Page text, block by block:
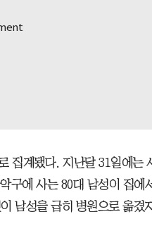
집계됐다. 지난달 31일에는
구에 사는 80대 남성이 집에
남성을 급히 병원으로 옮겼